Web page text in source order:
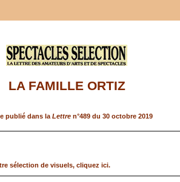
LA FAMILLE ORTIZ
publié dans la Lettre n°489 du 30 octobre 2019
sélection de visuels, cliquez ici.